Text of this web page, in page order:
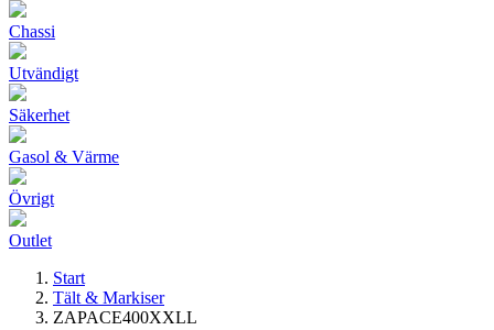
Chassi
Utvändigt
Säkerhet
Gasol & Värme
Övrigt
Outlet
Start
Tält & Markiser
ZAPACE400XXLL